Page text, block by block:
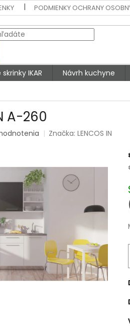
PODMIENKY OCHRANY
IKAR Návrh kuchyne
A-260
Značka:LENCOS IN